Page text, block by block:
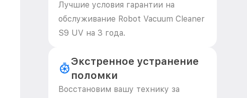
Лучшие условия гарантии на
обслуживание Robot Vacuum Cleaner
S9 UV на 3 года.
Экстренное устранение
поломки
Восстановим вашу технику за